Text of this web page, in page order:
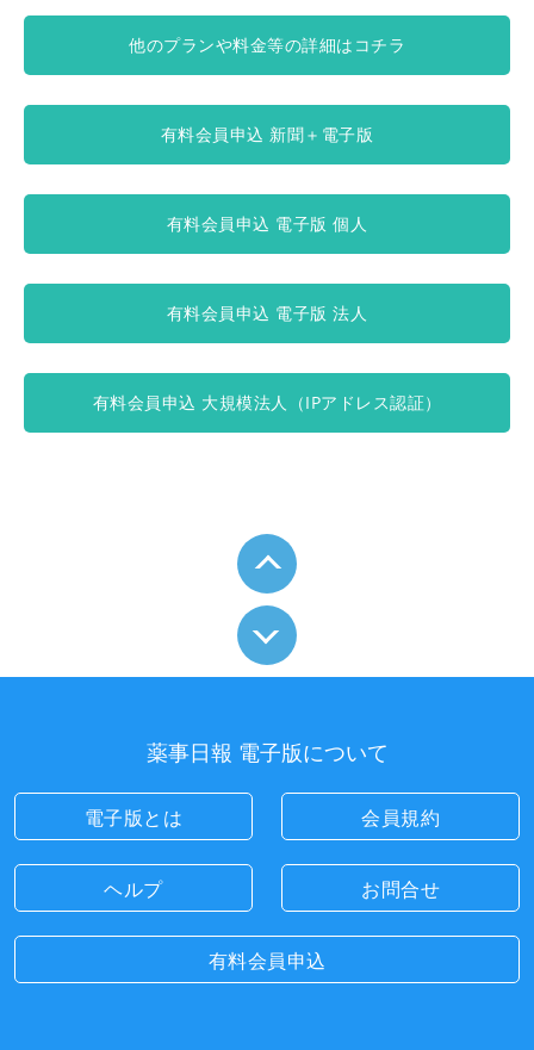
他のプランや料金等の詳細はコチラ
有料会員申込 新聞＋電子版
有料会員申込 電子版 個人
有料会員申込 電子版 法人
有料会員申込 大規模法人（IPアドレス認証）
薬事日報 電子版について
電子版とは 会員規約
ヘルプ お問合せ
有料会員申込